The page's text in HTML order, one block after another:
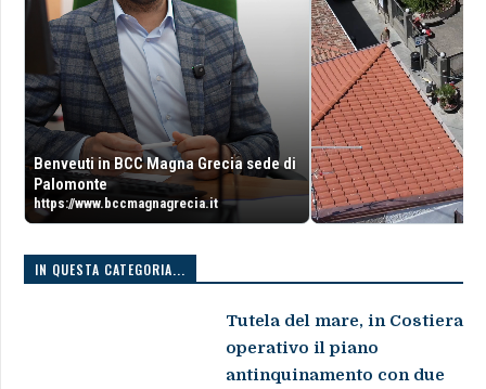
Benveuti in BCC Magna Grecia sede di
Palomonte
https://www.bccmagnagrecia.it
IN QUESTA CATEGORIA...
Tutela del mare, in Costiera
operativo il piano
antinquinamento con due